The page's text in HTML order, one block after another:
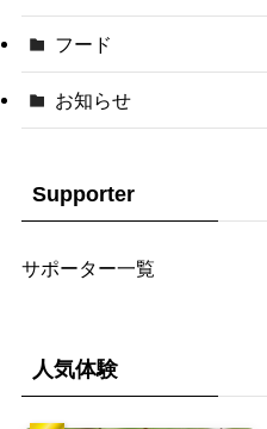
フード
お知らせ
Supporter
サポーター一覧
人気体験